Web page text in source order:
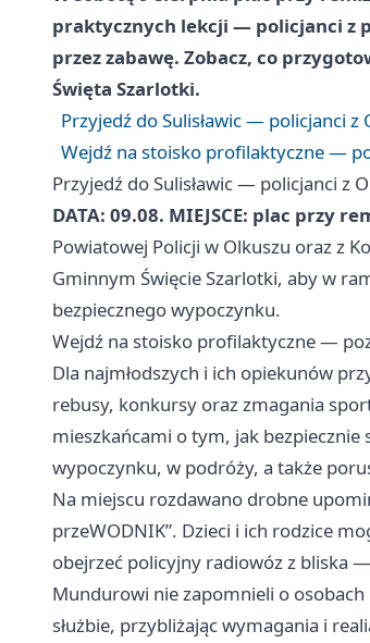
praktycznych lekcji — policjanci z
przez zabawę. Zobacz, co
Święta Szarlotki.
Przyjedź do Sulisławic — policjanci
Wejdź na stoisko profilaktyczne —
Przyjedź do Sulisławic — policjanci z
DATA: 09.08. MIEJSCE: plac przy
Powiatowej Policji w Olkuszu oraz z
Gminnym Święcie Szarlotki, aby w
bezpiecznego wypoczynku.
Wejdź na stoisko profilaktyczne —
Dla najmłodszych i ich opiekunów
rebusy, konkursy oraz zmagania
mieszkańcami o tym, jak
wypoczynku, w podróży, a także
Na miejscu rozdawano drobne
przeWODNIK”. Dzieci i ich rodzice
obejrzeć policyjny radiowóz z bliska
Mundurowi nie zapomnieli o
służbie, przybliżając wymagania i